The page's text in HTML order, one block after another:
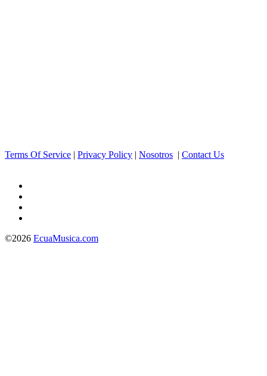
Terms Of Service | Privacy Policy | Nosotros | Contact Us
©2026 EcuaMusica.com